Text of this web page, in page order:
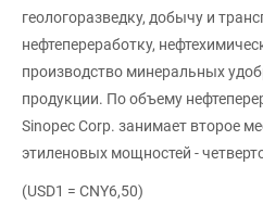
геологоразведку, добычу и
нефтепереработку,
производство минеральных
продукции. По объему
Sinopec Corp. занимает второе
этиленовых мощностей -
(USD1 = CNY6,50)